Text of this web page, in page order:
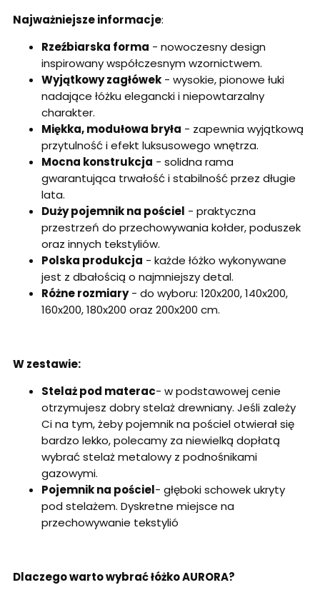
Najważniejsze informacje:
Rzeźbiarska forma - nowoczesny design
inspirowany współczesnym wzornictwem.
Wyjątkowy zagłówek - wysokie, pionowe łuki
nadające łóżku elegancki i niepowtarzalny
charakter.
Miękka, modułowa bryła - zapewnia wyjątkową
przytulność i efekt luksusowego wnętrza.
Mocna konstrukcja - solidna rama
gwarantująca trwałość i stabilność przez długie
lata.
Duży pojemnik na pościel - praktyczna
przestrzeń do przechowywania kołder, poduszek
oraz innych tekstyliów.
Polska produkcja - każde łóżko wykonywane
jest z dbałością o najmniejszy detal.
Różne rozmiary- do wyboru: 120x200, 140x200,
160x200, 180x200 oraz 200x200 cm.
W zestawie:
Stelaż pod materac- w podstawowej cenie
otrzymujesz dobry stelaż drewniany. Jeśli zależy
Ci na tym, żeby pojemnik na pościel otwierał się
bardzo lekko, polecamy za niewielką dopłatą
wybrać stelaż metalowy z podnośnikami
gazowymi.
Pojemnik na pościel- głęboki schowek ukryty
pod stelażem. Dyskretne miejsce na
przechowywanie tekstylió
Dlaczego warto wybrać łóżko AURORA?